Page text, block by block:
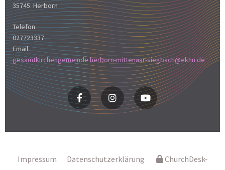
35745 Herborn
Telefon
027723337
Email
gesamtkirchengemeinde.herborn-mittenaar-siegbach@ekhn.de
Impressum Datenschutzerklärung
ChurchDesk-